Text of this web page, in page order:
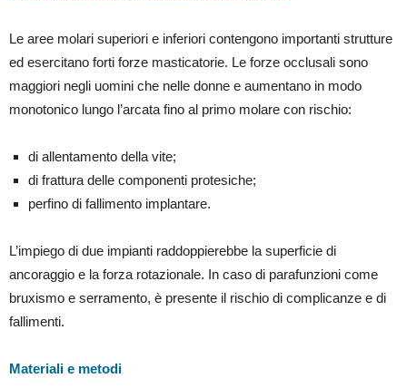
Le aree molari superiori e inferiori contengono importanti strutture
ed esercitano forti forze masticatorie. Le forze occlusali sono
maggiori negli uomini che nelle donne e aumentano in modo
monotonico lungo l’arcata fino al primo molare con rischio:
di allentamento della vite;
di frattura delle componenti protesiche;
perfino di fallimento implantare.
L’impiego di due impianti raddoppierebbe la superficie di
ancoraggio e la forza rotazionale. In caso di parafunzioni come
bruxismo e serramento, è presente il rischio di complicanze e di
fallimenti.
Materiali e metodi